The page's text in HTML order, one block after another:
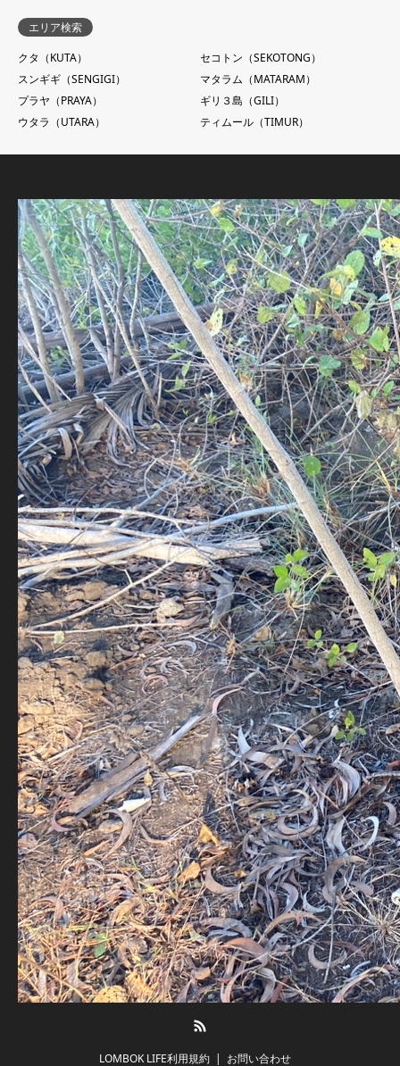
エリア検索
クタ（KUTA）
セコトン（SEKOTONG）
スンギギ（SENGIGI）
マタラム（MATARAM）
プラヤ（PRAYA）
ギリ３島（GILI）
ウタラ（UTARA）
ティムール（TIMUR）
LOMBOK LIFE利用規約 お問い合わせ